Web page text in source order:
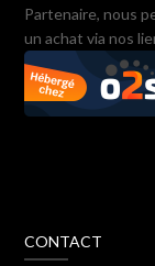
Partenaire, nous
un achat via nos
CONTACT